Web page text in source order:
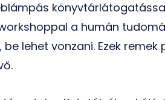
a humán
lehet vonzani. Ezek remek